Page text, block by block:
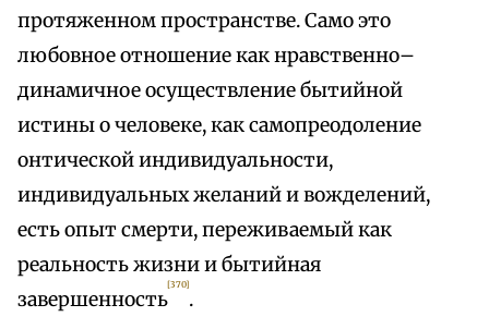
протяженном пространстве. Само это
любовное отношение как нравственно–
динамичное осуществление бытийной
истины о человеке, как самопреодоление
онтической индивидуальности,
индивидуальных желаний и вожделений,
есть опыт смерти, переживаемый как
реальность жизни и бытийная
завершенность
[370]
.